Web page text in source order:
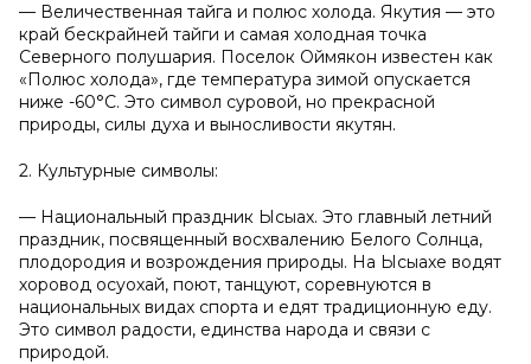
— Величественная тайга и полюс холода. Якутия — это
край бескрайней тайги и самая холодная точка
Северного полушария. Поселок Оймякон известен как
«Полюс холода», где температура зимой опускается
ниже -60°C. Это символ суровой, но прекрасной
природы, силы духа и выносливости якутян.
2. Культурные символы:
— Национальный праздник Ысыах. Это главный летний
праздник, посвященный восхвалению Белого Солнца,
плодородия и возрождения природы. На Ысыахе водят
хоровод осуохай, поют, танцуют, соревнуются в
национальных видах спорта и едят традиционную еду.
Это символ радости, единства народа и связи с
природой.